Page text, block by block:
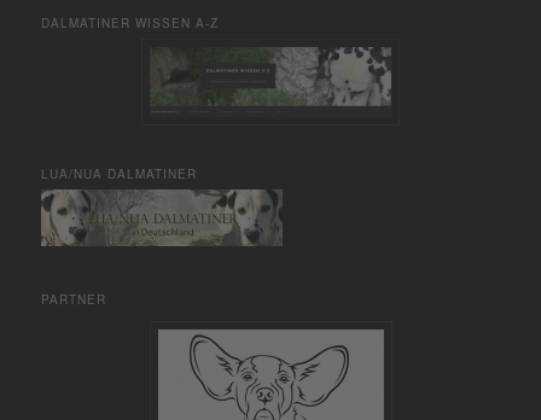
DALMATINER WISSEN A-Z
LUA/NUA DALMATINER
PARTNER